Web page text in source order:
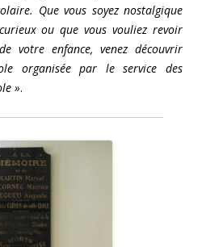
Que vous soyez nostalgique
ou que vous vouliez revoir
votre enfance, venez découvrir
organisée par le service des
».